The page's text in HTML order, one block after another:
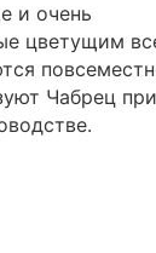
и очень
цветущим
Чабрец при